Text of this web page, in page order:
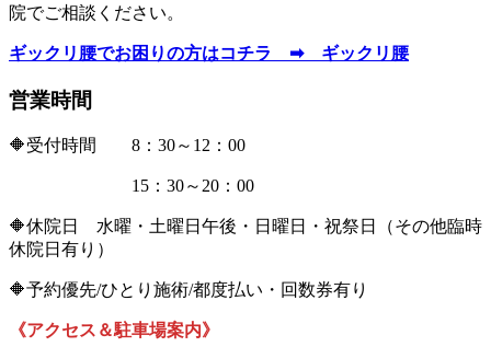
院でご相談ください。
ギックリ腰でお困りの方はコチラ ➡ ギックリ腰
営業時間
🔶受付時間 8：30～12：00
15：30～20：00
🔶休院日 水曜・土曜日午後・日曜日・祝祭日（その他臨時
休院日有り）
🔶予約優先/ひとり施術/都度払い・回数券有り
《アクセス＆駐車場案内》